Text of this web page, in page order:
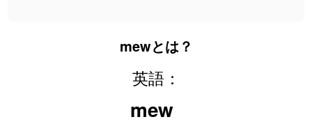
mewとは？
英語：
mew